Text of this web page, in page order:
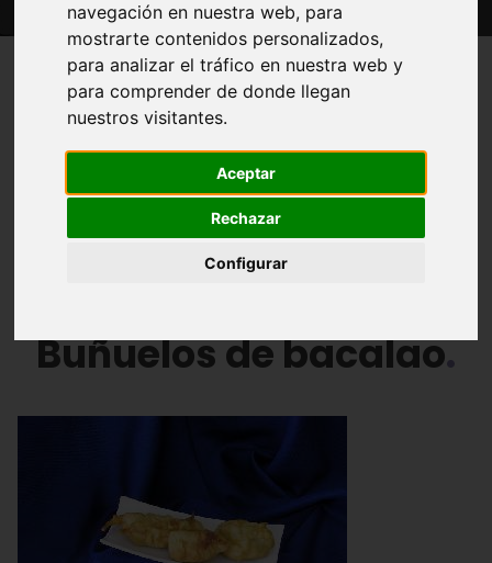
navegación en nuestra web, para
mostrarte contenidos personalizados,
para analizar el tráfico en nuestra web y
para comprender de donde llegan
nuestros visitantes.
Aceptar
Rechazar
Configurar
Región de Murcia Digital Gastronomía Recetas
Entrantes
Pescados Carnes
Postres y repostería
Buñuelos de bacalao